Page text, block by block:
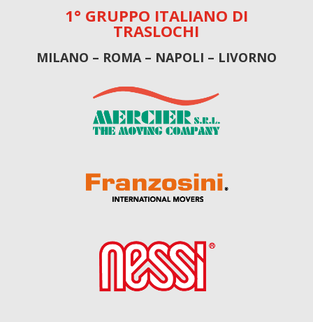
1° GRUPPO ITALIANO DI
TRASLOCHI
MILANO – ROMA – NAPOLI – LIVORNO